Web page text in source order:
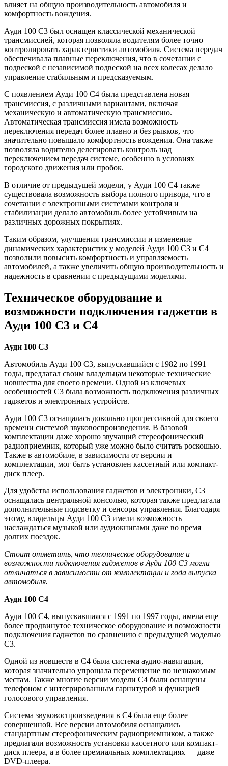
влияет на общую производительность автомобиля и
комфортность вождения.
Ауди 100 С3 был оснащен классической механической
трансмиссией, которая позволяла водителям более точно
контролировать характеристики автомобиля. Система передач
обеспечивала плавные переключения, что в сочетании с
подвеской с независимой подвеской на всех колесах делало
управление стабильным и предсказуемым.
С появлением Ауди 100 С4 была представлена новая
трансмиссия, с различными вариантами, включая
механическую и автоматическую трансмиссию.
Автоматическая трансмиссия имела возможность
переключения передач более плавно и без рывков, что
значительно повышало комфортность вождения. Она также
позволяла водителю делегировать контроль над
переключением передач системе, особенно в условиях
городского движения или пробок.
В отличие от предыдущей модели, у Ауди 100 С4 также
существовала возможность выбора полного привода, что в
сочетании с электронными системами контроля и
стабилизации делало автомобиль более устойчивым на
различных дорожных покрытиях.
Таким образом, улучшения трансмиссии и изменение
динамических характеристик у моделей Ауди 100 С3 и С4
позволили повысить комфортность и управляемость
автомобилей, а также увеличить общую производительность и
надежность в сравнении с предыдущими моделями.
Техническое оборудование и
возможности подключения гаджетов в
Ауди 100 С3 и С4
Ауди 100 С3
Автомобиль Ауди 100 С3, выпускавшийся с 1982 по 1991
годы, предлагал своим владельцам некоторые технические
новшества для своего времени. Одной из ключевых
особенностей С3 была возможность подключения различных
гаджетов и электронных устройств.
Ауди 100 С3 оснащалась довольно прогрессивной для своего
времени системой звуковоспроизведения. В базовой
комплектации даже хорошо звучащий стереофонический
радиоприемник, который уже можно было считать роскошью.
Также в автомобиле, в зависимости от версии и
комплектации, мог быть установлен кассетный или компакт-
диск плеер.
Для удобства использования гаджетов и электроники, С3
оснащалась центральной консолью, которая также предлагала
дополнительные подсветку и сенсоры управления. Благодаря
этому, владельцы Ауди 100 С3 имели возможность
наслаждаться музыкой или аудиокнигами даже во время
долгих поездок.
Стоит отметить, что техническое оборудование и
возможности подключения гаджетов в Ауди 100 С3 могли
отличаться в зависимости от комплектации и года выпуска
автомобиля.
Ауди 100 С4
Ауди 100 С4, выпускавшаяся с 1991 по 1997 годы, имела еще
более продвинутое техническое оборудование и возможности
подключения гаджетов по сравнению с предыдущей моделью
С3.
Одной из новшеств в С4 была система аудио-навигации,
которая значительно упрощала перемещение по незнакомым
местам. Также многие версии модели С4 были оснащены
телефоном с интегрированным гарнитурой и функцией
голосового управления.
Система звуковоспроизведения в С4 была еще более
совершенной. Все версии автомобиля оснащались
стандартным стереофоническим радиоприемником, а также
предлагали возможность установки кассетного или компакт-
диск плеера, а в более премиальных комплектациях — даже
DVD-плеера.